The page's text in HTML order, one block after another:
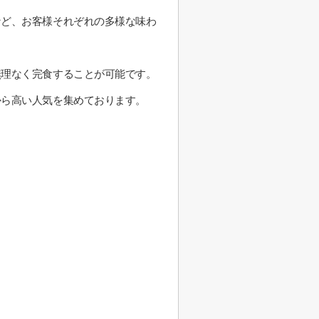
、お客様それぞれの多様な味わ
なく完食することが可能です。
高い人気を集めております。